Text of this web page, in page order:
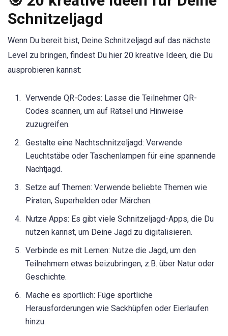
Schnitzeljagd
Wenn Du bereit bist, Deine Schnitzeljagd auf das nächste
Level zu bringen, findest Du hier 20 kreative Ideen, die Du
ausprobieren kannst:
Verwende QR-Codes: Lasse die Teilnehmer QR-
Codes scannen, um auf Rätsel und Hinweise
zuzugreifen.
Gestalte eine Nachtschnitzeljagd: Verwende
Leuchtstäbe oder Taschenlampen für eine spannende
Nachtjagd.
Setze auf Themen: Verwende beliebte Themen wie
Piraten, Superhelden oder Märchen.
Nutze Apps: Es gibt viele Schnitzeljagd-Apps, die Du
nutzen kannst, um Deine Jagd zu digitalisieren.
Verbinde es mit Lernen: Nutze die Jagd, um den
Teilnehmern etwas beizubringen, z.B. über Natur oder
Geschichte.
Mache es sportlich: Füge sportliche
Herausforderungen wie Sackhüpfen oder Eierlaufen
hinzu.